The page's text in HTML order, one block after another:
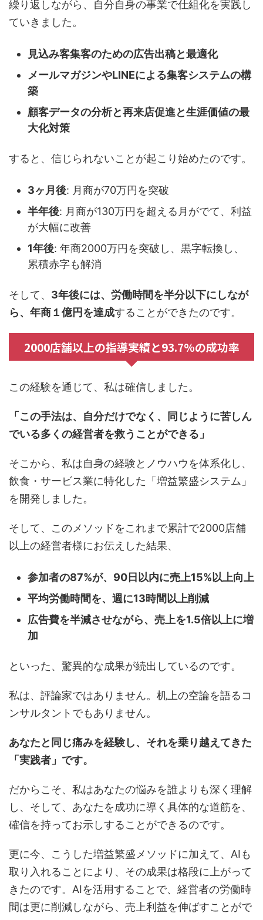
繰り返しながら、自分自身の事業で仕組化を実践し
ていきました。
見込み客集客のための広告出稿と最適化
メールマガジンやLINEによる集客システムの構
築
顧客データの分析と再来店促進と生涯価値の最
大化対策
すると、信じられないことが起こり始めたのです。
3ヶ月後: 月商が70万円を突破
半年後: 月商が130万円を超える月がでて、利益
が大幅に改善
1年後: 年商2000万円を突破し、黒字転換し、
累積赤字も解消
そして、 3年後には、労働時間を半分以下にしなが
ら、年商１億円を達成することができたのです。
2000店舗以上の指導実績と93.7%の成功率
この経験を通じて、私は確信しました。
「この手法は、自分だけでなく、同じように苦しん
でいる多くの経営者を救うことができる」
そこから、私は自身の経験とノウハウを体系化し、
飲食・サービス業に特化した「増益繁盛システム」
を開発しました。
そして、このメソッドをこれまで累計で2000店舗
以上の経営者様にお伝えした結果、
参加者の87%が、90日以内に売上15%以上向上
平均労働時間を、週に13時間以上削減
広告費を半減させながら、売上を1.5倍以上に増
加
といった、驚異的な成果が続出しているのです。
私は、評論家ではありません。机上の空論を語るコ
ンサルタントでもありません。
あなたと同じ痛みを経験し、それを乗り越えてきた
「実践者」です。
だからこそ、私はあなたの悩みを誰よりも深く理解
し、そして、あなたを成功に導く具体的な道筋を、
確信を持ってお示しすることができるのです。
更に今、こうした増益繁盛メソッドに加えて、AIも
取り入れることにより、その成果は格段に上がって
きたのです。AIを活用することで、経営者の労働時
間は更に削減しながら、売上利益を伸ばすことがで